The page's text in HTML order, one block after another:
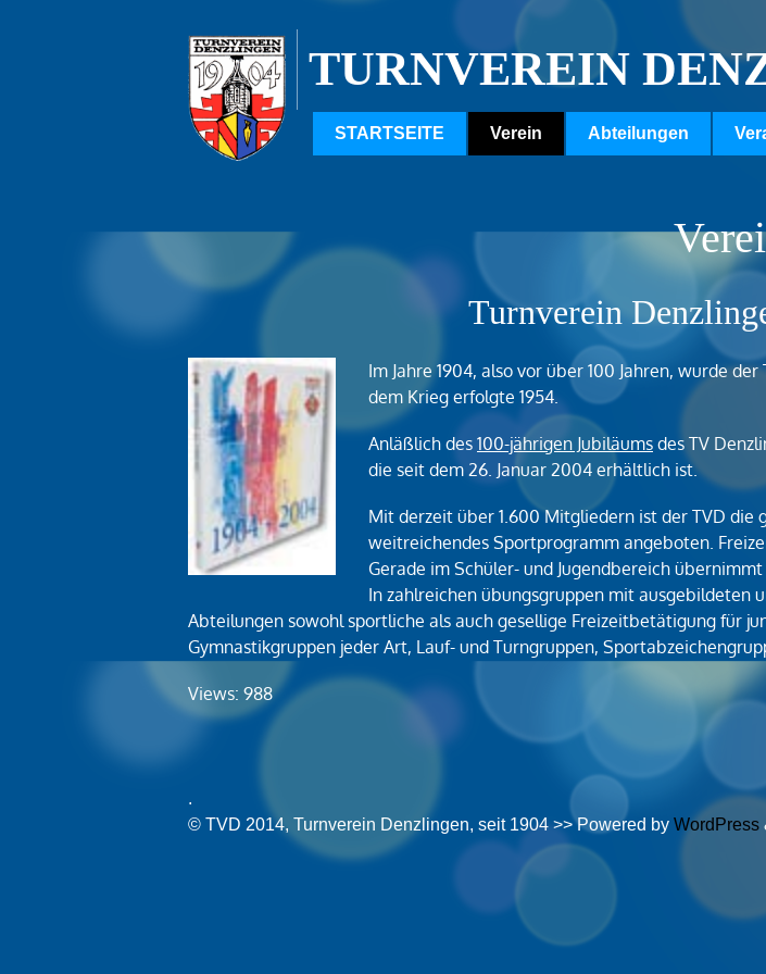
TURNVEREIN
STARTSEITE Verein Abteilungen
Turnverein
Im Jahre 1904, also vor über 100 Jahren, wurde
dem Krieg erfolgte 1954.
Anläßlich des 100-jährigen Jubiläums des TV
die seit dem 26. Januar 2004 erhältlich ist.
Mit derzeit über 1.600 Mitgliedern ist der TVD
weitreichendes Sportprogramm angeboten.
Gerade im Schüler- und Jugendbereich
In zahlreichen übungsgruppen mit ausgebildeten
Abteilungen sowohl sportliche als auch gesellige Freizeitbetätigung für
Gymnastikgruppen jeder Art, Lauf- und Turngruppen,
Views: 988
.
© TVD 2014, Turnverein Denzlingen, seit 1904 >> Powered by WordPress